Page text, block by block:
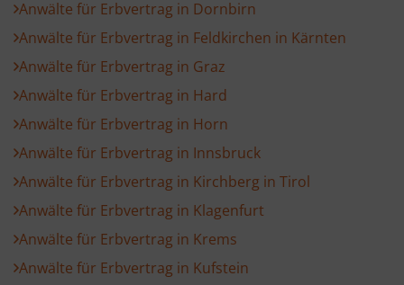
Anwälte für Erbvertrag in Dornbirn
Anwälte für Erbvertrag in Feldkirchen in Kärnten
Anwälte für Erbvertrag in Graz
Anwälte für Erbvertrag in Hard
Anwälte für Erbvertrag in Horn
Anwälte für Erbvertrag in Innsbruck
Anwälte für Erbvertrag in Kirchberg in Tirol
Anwälte für Erbvertrag in Klagenfurt
Anwälte für Erbvertrag in Krems
Anwälte für Erbvertrag in Kufstein